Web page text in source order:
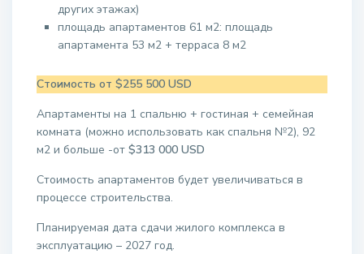
других этажах)
площадь апартаментов 61 м2: площадь
апартамента 53 м2 + терраса 8 м2
Стоимость от $255 500 USD
Апартаменты на 1 спальню + гостиная + семейная
комната (можно использовать как спальня №2), 92
м2 и больше -от $313 000 USD
Стоимость апартаментов будет увеличиваться в
процессе строительства.
Планируемая дата сдачи жилого комплекса в
эксплуатацию – 2027 год.